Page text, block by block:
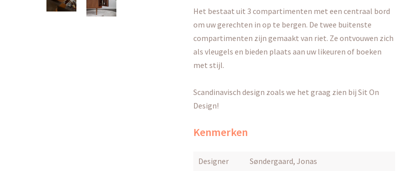
Het bestaat uit 3 compartimenten met een centraal bord
om uw gerechten in op te bergen. De twee buitenste
compartimenten zijn gemaakt van riet. Ze ontvouwen zich
als vleugels en bieden plaats aan uw likeuren of boeken
met stijl.
Scandinavisch design zoals we het graag zien bij Sit On
Design!
Kenmerken
Designer
Søndergaard, Jonas